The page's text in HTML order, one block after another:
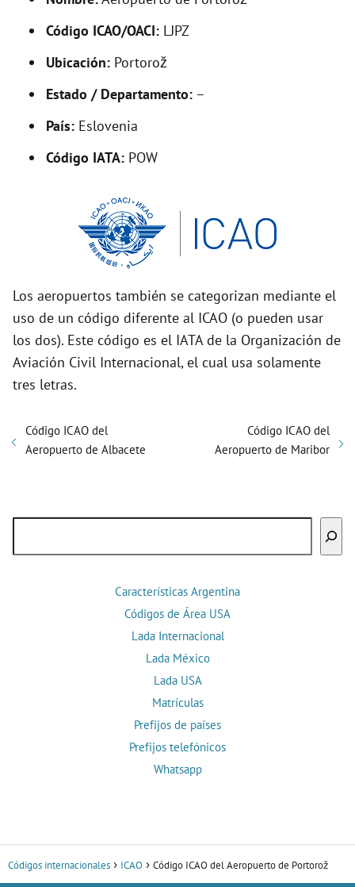
i
Código ICAO/OACI: LJPZ
Ubicación: Portorož
Estado / Departamento: –
País: Eslovenia
Código IATA: POW
Los aeropuertos también se categorizan mediante el
uso de un código diferente al ICAO (o pueden usar
los dos). Este código es el IATA de la Organización de
Aviación Civil Internacional, el cual usa solamente
tres letras.
Código ICAO del
Aeropuerto de Albacete
Código ICAO del
Aeropuerto de Maribor
Características Argentina
Códigos de Área USA
Lada Internacional
Lada México
Lada USA
Matrículas
Prefijos de países
Prefijos telefónicos
Whatsapp
Códigos internacionales ICAO Código ICAO del Aeropuerto de Portorož